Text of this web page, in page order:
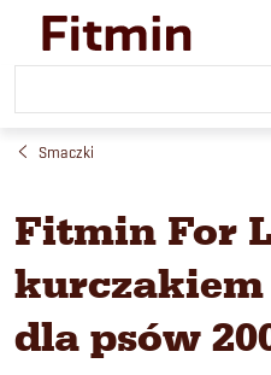
treści
Smaczki
Fitmin For
dla psów